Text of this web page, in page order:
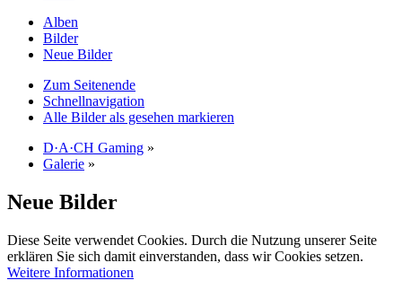
Alben
Bilder
Neue Bilder
Zum Seitenende
Schnellnavigation
Alle Bilder als gesehen markieren
D·A·CH Gaming »
Galerie »
Neue Bilder
Diese Seite verwendet Cookies. Durch die Nutzung unserer Seite
erklären Sie sich damit einverstanden, dass wir Cookies setzen.
Weitere Informationen